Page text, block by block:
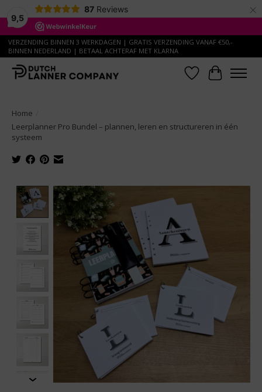
9,5
87 Reviews ×
VERZENDING BINNEN 3 WERKDAGEN | GRATIS VERZENDING VANAF €50,-
BINNEN NEDERLAND | BETAAL ACHTERAF MET KLARNA
Verlanglijst
Home
Leerplanner Pro Bundel – plannen, leren en structureren in één
systeem
Product image slideshow Items